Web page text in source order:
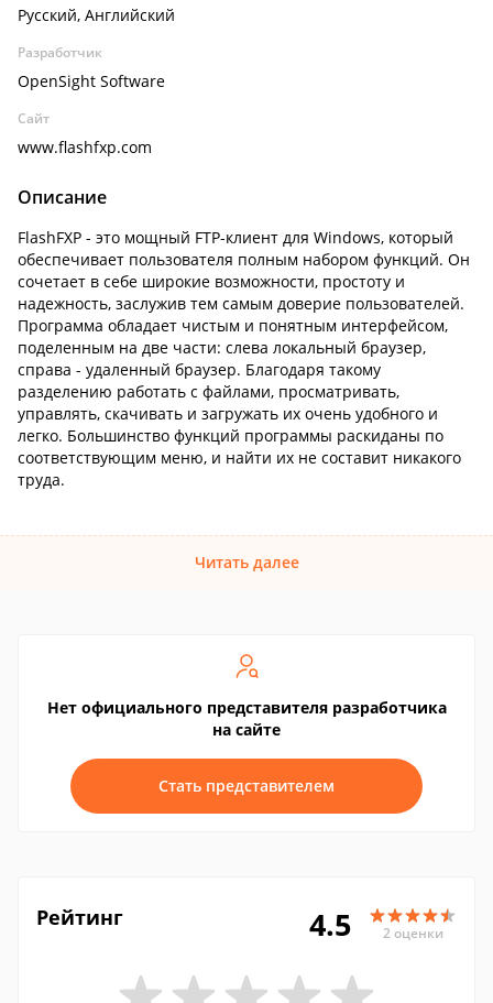
Русский, Английский
Разработчик
OpenSight Software
Сайт
www.flashfxp.com
Описание
FlashFXP - это мощный FTP-клиент для Windows, который
обеспечивает пользователя полным набором функций. Он
сочетает в себе широкие возможности, простоту и
надежность, заслужив тем самым доверие пользователей.
Программа обладает чистым и понятным интерфейсом,
поделенным на две части: слева локальный браузер,
справа - удаленный браузер. Благодаря такому
разделению работать с файлами, просматривать,
управлять, скачивать и загружать их очень удобного и
легко. Большинство функций программы раскиданы по
соответствующим меню, и найти их не составит никакого
труда.
Читать далее
Нет официального представителя разработчика
на сайте
Стать представителем
Рейтинг 4.5 2 оценки